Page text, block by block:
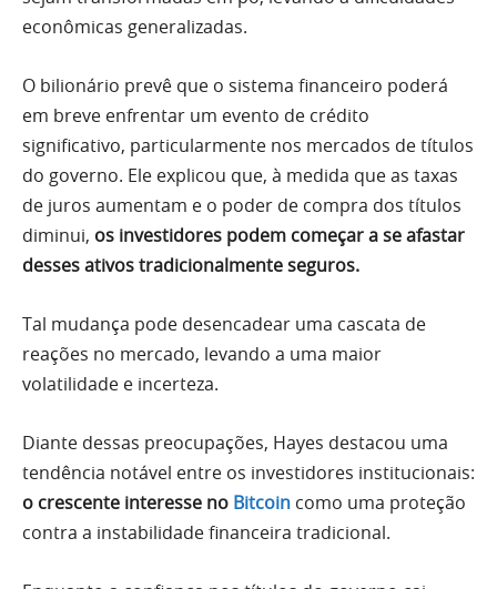
econômicas generalizadas.
O bilionário prevê que o sistema financeiro poderá
em breve enfrentar um evento de crédito
significativo, particularmente nos mercados de títulos
do governo. Ele explicou que, à medida que as taxas
de juros aumentam e o poder de compra dos títulos
diminui, os investidores podem começar a se afastar
desses ativos tradicionalmente seguros.
Tal mudança pode desencadear uma cascata de
reações no mercado, levando a uma maior
volatilidade e incerteza.
Diante dessas preocupações, Hayes destacou uma
tendência notável entre os investidores institucionais:
o crescente interesse no Bitcoin como uma proteção
contra a instabilidade financeira tradicional.